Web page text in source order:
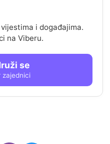
i događajima.
na Viberu.
se
zajednici